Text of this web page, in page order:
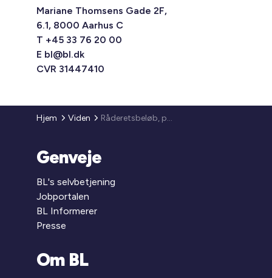
Mariane Thomsens Gade 2F,
6.1, 8000 Aarhus C
T +45 33 76 20 00
E bl@bl.dk
CVR 31447410
Hjem Viden Råderetsbeløb, påkravsgebyr, beboerklagenævnsgebyr - regulering af satserne (2007)
Genveje
BL's selvbetjening
Jobportalen
BL Informerer
Presse
Om BL